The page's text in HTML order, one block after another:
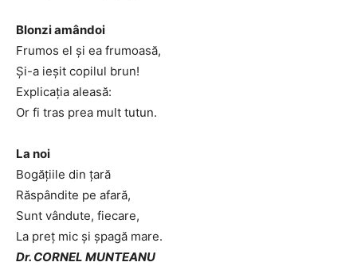
Blonzi amândoi
Frumos el și ea frumoasă,
Și-a ieșit copilul brun!
Explicația aleasă:
Or fi tras prea mult tutun.
La noi
Bogățiile din țară
Răspândite pe afară,
Sunt vândute, fiecare,
La preț mic și șpagă mare.
Dr. CORNEL MUNTEANU